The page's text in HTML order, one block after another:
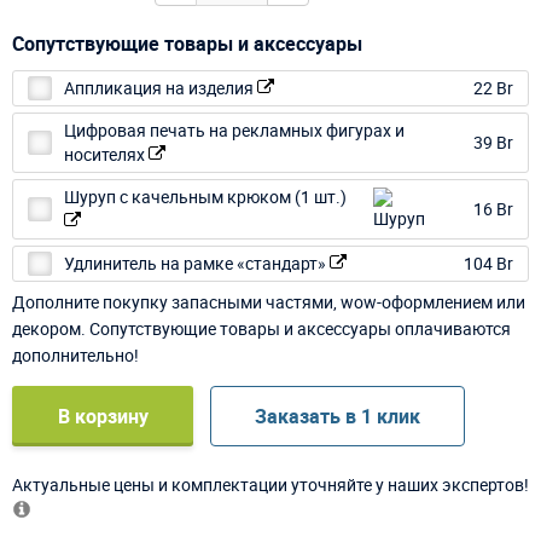
Сопутствующие товары и аксессуары
Аппликация на изделия
22 Br
Цифровая печать на рекламных фигурах и
носителях
39 Br
Шуруп с качельным крюком (1 шт.)
16 Br
Удлинитель на рамке «стандарт»
104 Br
Дополните покупку запасными частями, wow-оформлением или
декором. Сопутствующие товары и аксессуары оплачиваются
дополнительно!
В корзину Заказать в 1 клик
Актуальные цены и комплектации уточняйте у наших экспертов!